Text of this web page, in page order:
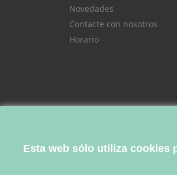
Novedades
Contacte con nosotros
Horario
Esta web sólo utiliza cookies